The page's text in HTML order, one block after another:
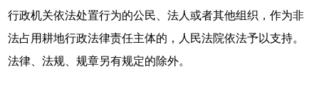
行政机关依法处置行为的公民、法人或者其他组织，作为非
法占用耕地行政法律责任主体的，人民法院依法予以支持。
法律、法规、规章另有规定的除外。